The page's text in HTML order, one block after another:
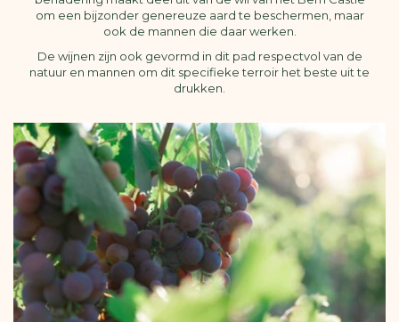
om een ​​bijzonder genereuze aard te beschermen, maar
ook de mannen die daar werken.
De wijnen zijn ook gevormd in dit pad respectvol van de
natuur en mannen om dit specifieke terroir het beste uit te
drukken.